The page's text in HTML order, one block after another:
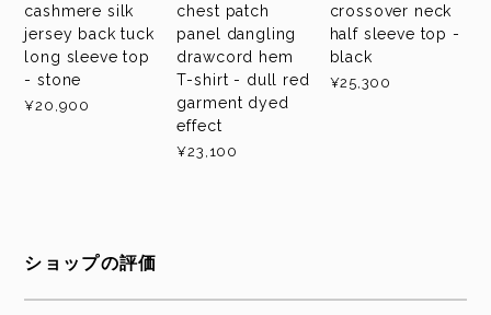
cashmere silk
jersey back tuck
long sleeve top
- stone
¥20,900
chest patch
panel dangling
drawcord hem
T-shirt - dull red
garment dyed
effect
¥23,100
crossover neck
half sleeve top -
black
¥25,300
ショップの評価